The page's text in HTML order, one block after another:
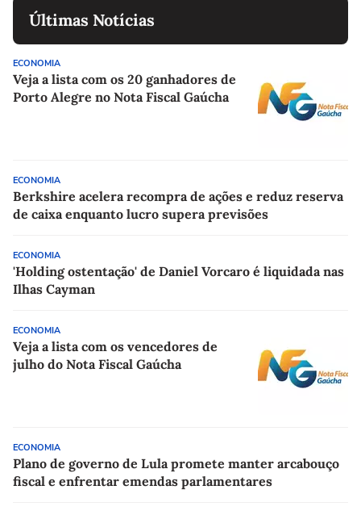
Últimas Notícias
ECONOMIA
Veja a lista com os 20 ganhadores de
Porto Alegre no Nota Fiscal Gaúcha
ECONOMIA
Berkshire acelera recompra de ações e reduz reserva
de caixa enquanto lucro supera previsões
ECONOMIA
'Holding ostentação' de Daniel Vorcaro é liquidada nas
Ilhas Cayman
ECONOMIA
Veja a lista com os vencedores de
julho do Nota Fiscal Gaúcha
ECONOMIA
Plano de governo de Lula promete manter arcabouço
fiscal e enfrentar emendas parlamentares